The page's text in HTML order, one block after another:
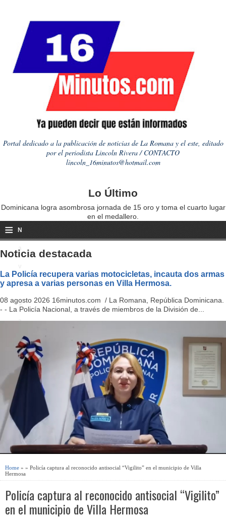
Portal dedicado a la publicación de noticias de La Romana y el este, editado
por el periodista Lincoln Rivera / CONTACTO
lincoln_16minutos@hotmail.com
Lo Último
Dominicana logra asombrosa jornada de 15 oro y toma el cuarto lugar
en el medallero.
≡ N
a
i
g
a
o
n
Noticia destacada
La Policía recupera varias motocicletas, incauta dos armas
y apresa a varias personas en Villa Hermosa.
08 agosto 2026 16minutos.com / La Romana, República Dominicana.
- - La Policía Nacional, a través de miembros de la División de...
Home » » Policía captura al reconocido antisocial “Vigilito” en el municipio de Villa
Hermosa
Policía captura al reconocido antisocial “Vigilito”
en el municipio de Villa Hermosa